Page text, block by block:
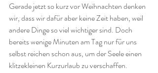
Gerade jetzt so kurz vor Weihnachten denken
wir, dass wir dafür aber keine Zeit haben, weil
andere Dinge so viel wichtiger sind. Doch
bereits wenige Minuten am Tag nur für uns
selbst reichen schon aus, um der Seele einen
klitzekleinen Kurzurlaub zu verschaffen.